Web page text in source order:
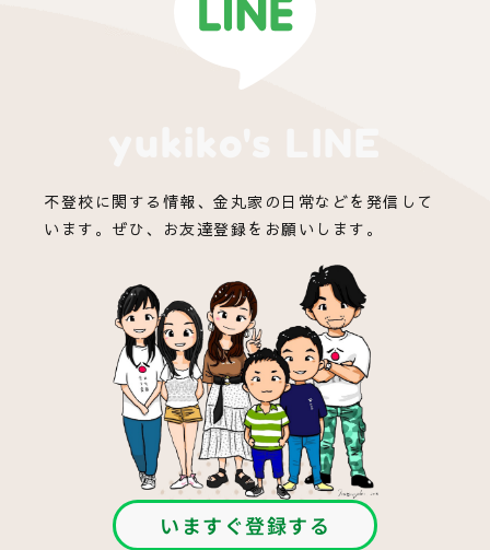
不登校に関する情報、金丸家の日常などを発信して
います。ぜひ、お友達登録をお願いします。
いますぐ登録する